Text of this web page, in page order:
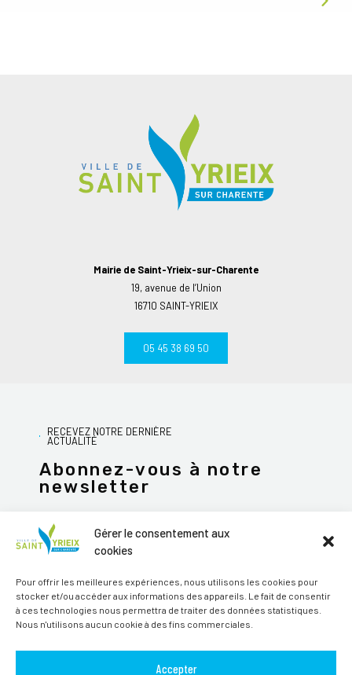
Gérer le consentement aux
cookies
Pour offrir les meilleures expériences, nous utilisons les cookies pour
stocker et/ou accéder aux informations des appareils. Le fait de consentir
à ces technologies nous permettra de traiter des données statistiques.
Nous n'utilisons aucun cookie à des fins commerciales.
Accepter
Mairie de Saint-Yrieix-sur-Charente
19, avenue de l’Union
16710 SAINT-YRIEIX
05 45 38 69 50
RECEVEZ NOTRE DERNIÈRE
ACTUALITÉ
Abonnez-vous à notre
newsletter
JE M'ABONNE
Alternative: